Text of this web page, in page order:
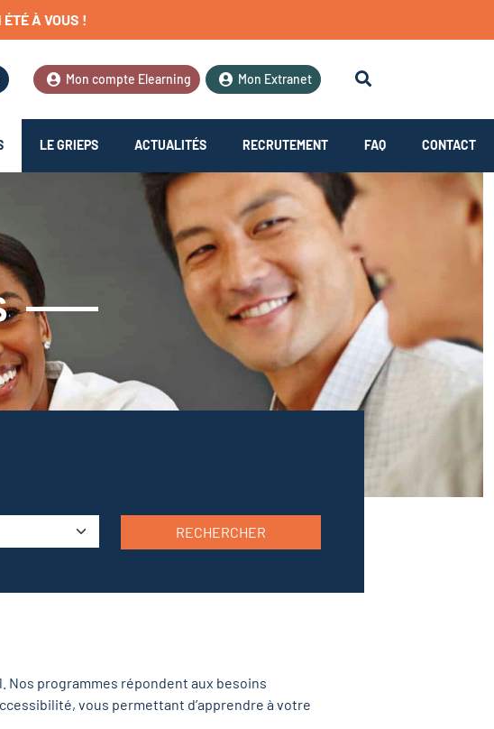
ÉTÉÀ VOUS !
Mon compte Elearning Mon Extranet
LE GRIEPS ACTUALITÉS RECRUTEMENT FAQ CONTACT
RECHERCHER
. Nos programmes répondent aux besoins
vous permettant d’apprendre à votre